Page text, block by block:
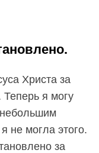
Христа за
Теперь я могу
не могла этого.
за